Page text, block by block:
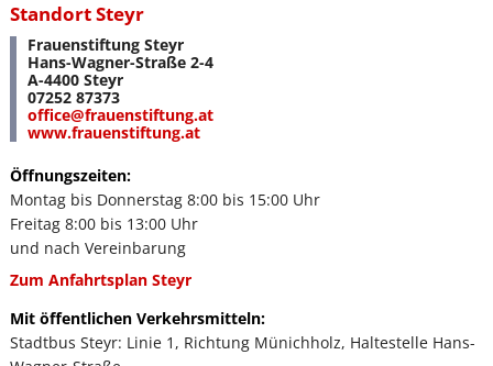
Standort Steyr
Frauenstiftung Steyr
Hans-Wagner-Straße 2-4
A-4400 Steyr
07252 87373
office@frauenstiftung.at
www.frauenstiftung.at
Öffnungszeiten:
Montag bis Donnerstag 8:00 bis 15:00 Uhr
Freitag 8:00 bis 13:00 Uhr
und nach Vereinbarung
Zum Anfahrtsplan Steyr
Mit öffentlichen Verkehrsmitteln:
Stadtbus Steyr: Linie 1, Richtung Münichholz, Haltestelle Hans-